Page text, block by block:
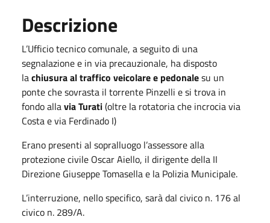
Descrizione
L’Ufficio tecnico comunale, a seguito di una
segnalazione e in via precauzionale, ha disposto
lachiusura al traffico veicolare e pedonalesu un
ponte che sovrasta il torrente Pinzelli e si trova in
fondo allavia Turati(oltre la rotatoria che incrocia via
Costa e via Ferdinado I)
Erano presenti al sopralluogo l’assessore alla
protezione civile Oscar Aiello, il dirigente della II
Direzione Giuseppe Tomasella e la Polizia Municipale.
L’interruzione, nello specifico, sarà dal civico n. 176 al
civico n. 289/A.